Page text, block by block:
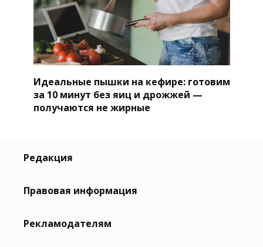
Идеальные пышки на кефире: готовим
за 10 минут без яиц и дрожжей —
получаются не жирные
Редакция
Правовая информация
Рекламодателям